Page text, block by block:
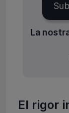
La
El rigor